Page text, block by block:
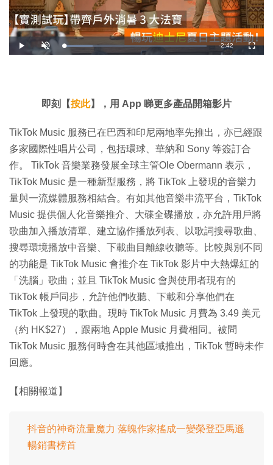
播
放
開
啟
載
入
0
%
剩
間
-2:42
全
螢
即刻【按此】，用 App 睇更多產品開箱影片
TikTok Music 服務已在巴西和印尼兩地率先推出，亦已經跟
多家國際性唱片公司，包括環球、華納和 Sony 等簽訂合
作。 TikTok 音樂業務發展全球主管Ole Obermann 表示，
TikTok Music 是一種新型服務，將 TikTok 上發現的音樂力
量與一流媒體服務相結合。有如其他音樂串流平台，TikTok
Music 提供個人化音樂推介、大碟全碟播放，亦允許用戶將
歌曲加入播放清單、建立協作播放列表、以歌詞搜尋歌曲、
搜尋環境播放中音樂、下載曲目離線收聽等。比較與別不同
的功能是 TikTok Music 會推介在 TikTok 影片中大熱爆紅的
「洗腦」歌曲；並且 TikTok Music 會與使用者現有的
TikTok 帳戶同步，允許他們收聽、下載和分享他們在
TikTok 上發現的歌曲。現時 TikTok Music 月費為 3.49 美元
（約 HK$27），跟兩地 Apple Music 月費相同。被問
TikTok Music 服務何時會在其他區域推出，TikTok 暫時未作
回應。
【相關報道】
抖音的神奇流量魔力 落魄作家搖成一變榮登亞馬遜
暢銷書榜首